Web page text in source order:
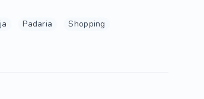
Padaria
Shopping